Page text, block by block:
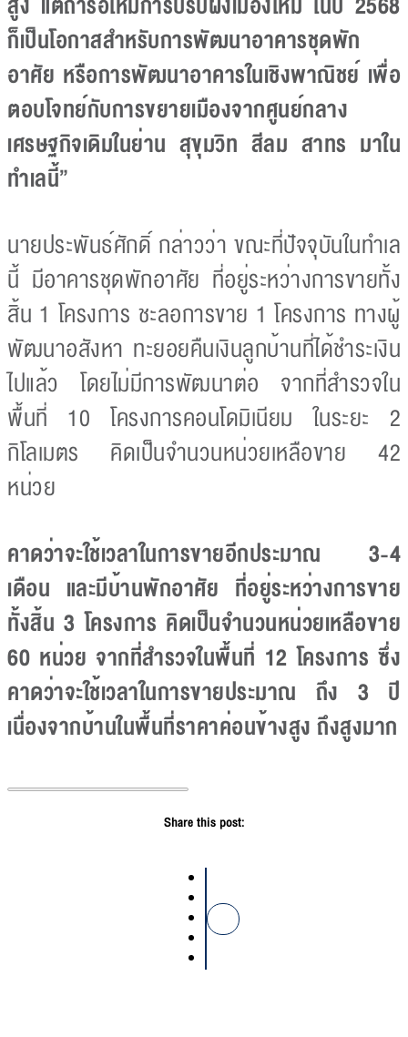
ก็เป็นโอกาสสำหรับการพัฒนาอาคารชุดพัก
อาศัย หรือการพัฒนาอาคารในเชิงพาณิชย์ เพื่อ
ตอบโจทย์กับการขยายเมืองจากศูนย์กลาง
เศรษฐกิจเดิมในย่าน สุขุมวิท สีลม สาทร มาใน
ทำเลนี้”
นายประพันธ์ศักดิ์ กล่าวว่า ขณะที่ปัจจุบันในทำเล
นี้ มีอาคารชุดพักอาศัย ที่อยู่ระหว่างการขายทั้ง
สิ้น 1 โครงการ ชะลอการขาย 1 โครงการ ทางผู้
พัฒนาอสังหา ทะยอยคืนเงินลูกบ้านที่ได้ชำระเงิน
ไปแล้ว โดยไม่มีการพัฒนาต่อ จากที่สำรวจใน
พื้นที่ 10 โครงการคอนโดมิเนียม ในระยะ 2
กิโลเมตร คิดเป็นจำนวนหน่วยเหลือขาย 42
หน่วย
คาดว่าจะใช้เวลาในการขายอีกประมาณ 3-4
เดือน และมีบ้านพักอาศัย ที่อยู่ระหว่างการขาย
ทั้งสิ้น 3 โครงการ คิดเป็นจำนวนหน่วยเหลือขาย
60 หน่วย จากที่สำรวจในพื้นที่ 12 โครงการ ซึ่ง
คาดว่าจะใช้เวลาในการขายประมาณ ถึง 3 ปี
เนื่องจากบ้านในพื้นที่ราคาค่อนข้างสูง ถึงสูงมาก
Share this post: